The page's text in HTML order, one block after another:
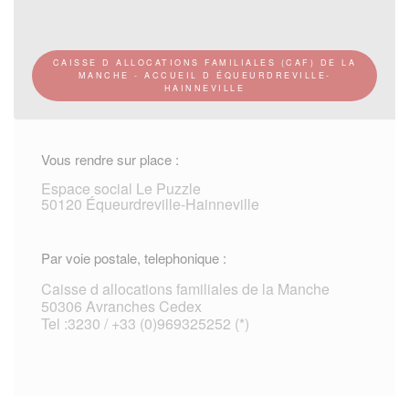
CAISSE D ALLOCATIONS FAMILIALES (CAF) DE LA
MANCHE - ACCUEIL D ÉQUEURDREVILLE-
HAINNEVILLE
Vous rendre sur place :
Espace social Le Puzzle
50120 Équeurdreville-Hainneville
Par voie postale, telephonique :
Caisse d allocations familiales de la Manche
50306 Avranches Cedex
Tel :3230 / +33 (0)969325252 (*)